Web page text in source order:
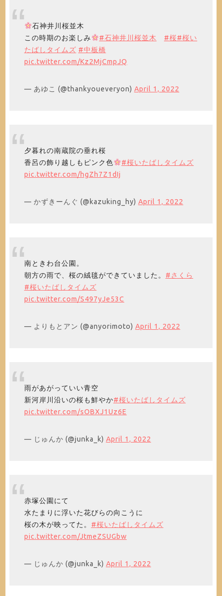
石神井川桜並木
この時期のお楽しみ
#石神井川桜並木 #桜#桜い
たばしタイムズ #中板橋
pic.twitter.com/Kz2MjCmpJQ
— あゆこ (@thankyoueveryon) April 1, 2022
夕暮れの南蔵院の垂れ桜
香呂の飾り越しもピンク色
#桜いたばしタイムズ
pic.twitter.com/hgZh7Z1dIj
— かずきーんぐ (@kazuking_hy) April 1, 2022
南ときわ台公園。
朝方の雨で、桜の絨毯ができていました。 #さくら
#桜いたばしタイムズ
pic.twitter.com/S497yJe53C
— よりもとアン (@anyorimoto) April 1, 2022
雨があがっていい青空
新河岸川沿いの桜も鮮やか#桜いたばしタイムズ
pic.twitter.com/sOBXJ1Uz6E
— じゅんか (@junka_k) April 1, 2022
赤塚公園にて
水たまりに浮いた花びらの向こうに
桜の木が映ってた。 #桜いたばしタイムズ
pic.twitter.com/JtmeZSUGbw
— じゅんか (@junka_k) April 1, 2022